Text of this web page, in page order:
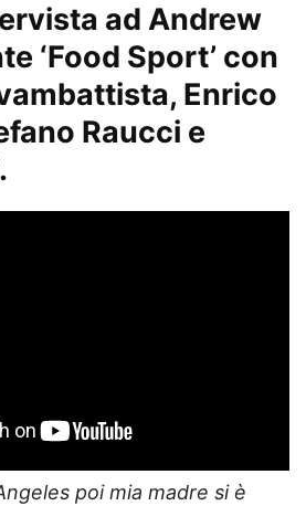
ad Andrew
‘Food Sport’ con
Enrico
Raucci e
poi mia madre si è